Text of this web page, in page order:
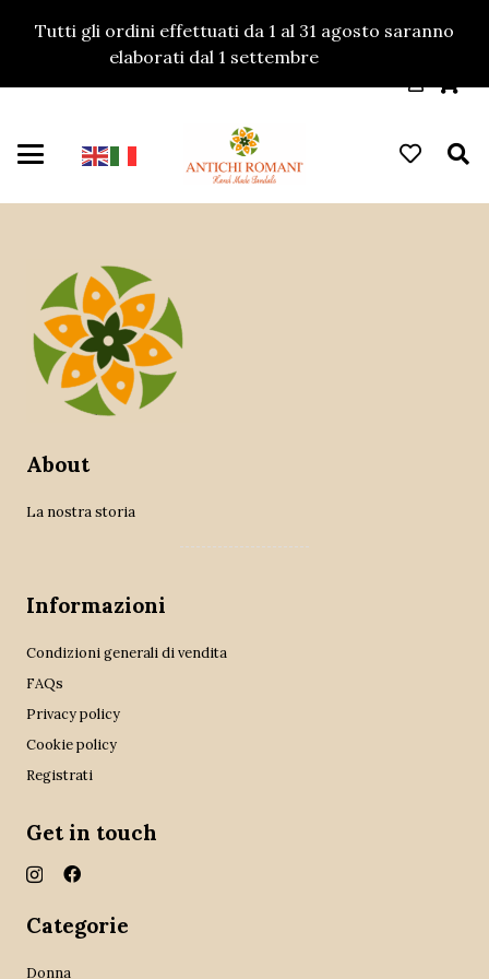
Tutti gli ordini effettuati da 1 al 31 agosto saranno
elaborati dal 1 settembre
About
La nostra storia
Informazioni
Condizioni generali di vendita
FAQs
Privacy policy
Cookie policy
Registrati
Get in touch
Categorie
Donna